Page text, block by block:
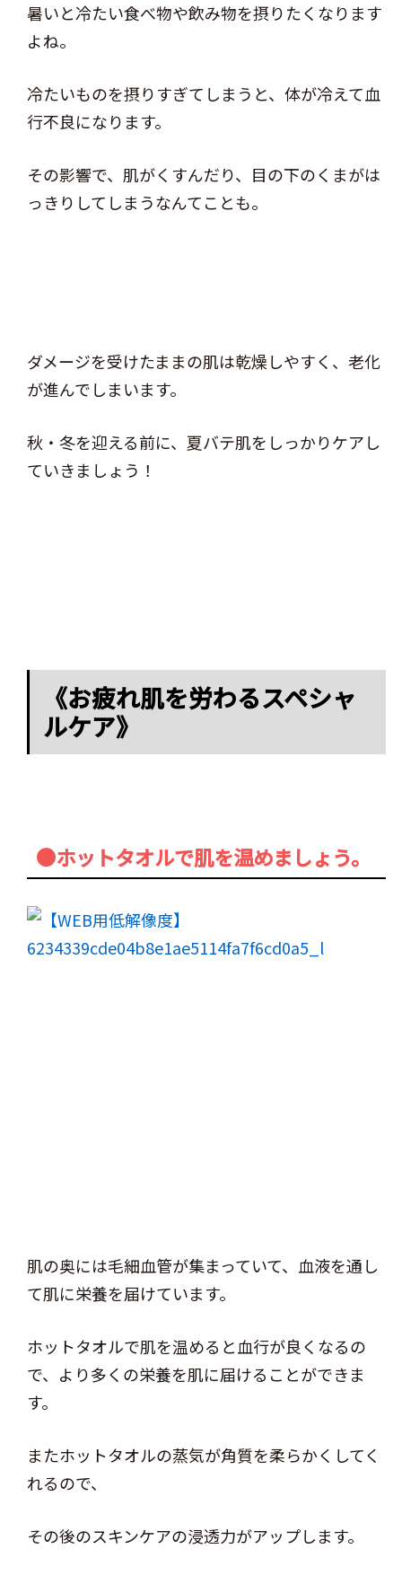
暑いと冷たい食べ物や飲み物を摂りたくなります
よね。
冷たいものを摂りすぎてしまうと、体が冷えて血
行不良になります。
その影響で、肌がくすんだり、目の下のくまがは
っきりしてしまうなんてことも。
ダメージを受けたままの肌は乾燥しやすく、老化
が進んでしまいます。
秋・冬を迎える前に、夏バテ肌をしっかりケアし
ていきましょう！
《お疲れ肌を労わるスペシャ
ルケア》
●ホットタオルで肌を温めましょう。
肌の奥には毛細血管が集まっていて、血液を通し
て肌に栄養を届けています。
ホットタオルで肌を温めると血行が良くなるの
で、より多くの栄養を肌に届けることができま
す。
またホットタオルの蒸気が角質を柔らかくしてく
れるので、
その後のスキンケアの浸透力がアップします。